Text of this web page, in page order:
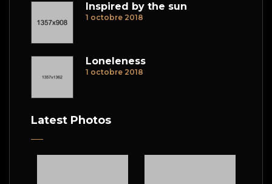
Inspired by the sun
1 octobre 2018
Loneleness
1 octobre 2018
Latest Photos